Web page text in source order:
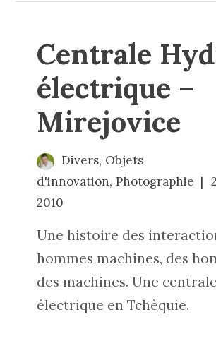
Centrale
électrique –
Mirejovice
Divers, Objets
d'innovation,Photographie
2010
Une histoire des
hommes machines, des
des machines. Une centrale
électrique en Tchèquie.